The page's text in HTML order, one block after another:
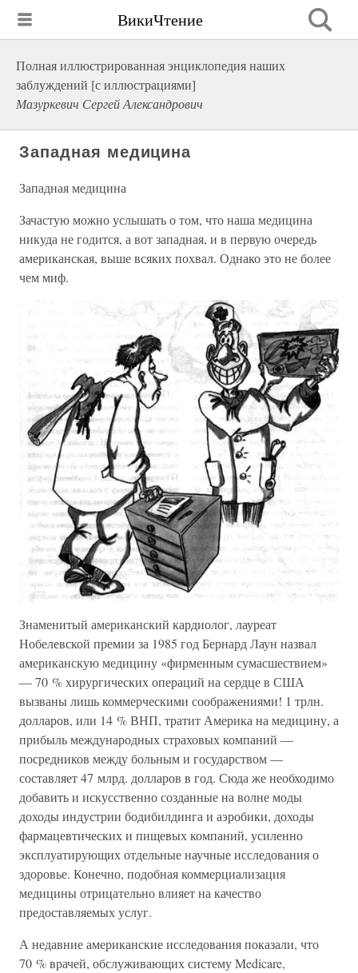
ВикиЧтение
Полная иллюстрированная энциклопедия наших
заблуждений [с иллюстрациями]
Мазуркевич Сергей Александрович
Западная медицина
Западная медицина
Зачастую можно услышать о том, что наша медицина
никуда не годится, а вот западная, и в первую очередь
американская, выше всяких похвал. Однако это не более
чем миф.
Знаменитый американский кардиолог, лауреат
Нобелевской премии за 1985 год Бернард Лаун назвал
американскую медицину «фирменным сумасшествием»
— 70 % хирургических операций на сердце в США
вызваны лишь коммерческими соображениями! 1 трлн.
долларов, или 14 % ВНП, тратит Америка на медицину, а
прибыль международных страховых компаний —
посредников между больным и государством —
составляет 47 млрд. долларов в год. Сюда же необходимо
добавить и искусственно созданные на волне моды
доходы индустрии бодибилдинга и аэробики, доходы
фармацевтических и пищевых компаний, усиленно
эксплуатирующих отдельные научные исследования о
здоровье. Конечно, подобная коммерциализация
медицины отрицательно влияет на качество
предоставляемых услуг.
А недавние американские исследования показали, что
70 % врачей, обслуживающих систему Medicare,